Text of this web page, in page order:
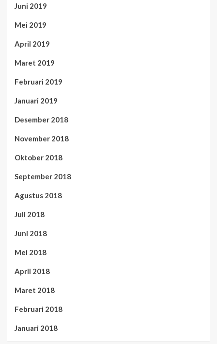
Juni 2019
Mei 2019
April 2019
Maret 2019
Februari 2019
Januari 2019
Desember 2018
November 2018
Oktober 2018
September 2018
Agustus 2018
Juli 2018
Juni 2018
Mei 2018
April 2018
Maret 2018
Februari 2018
Januari 2018